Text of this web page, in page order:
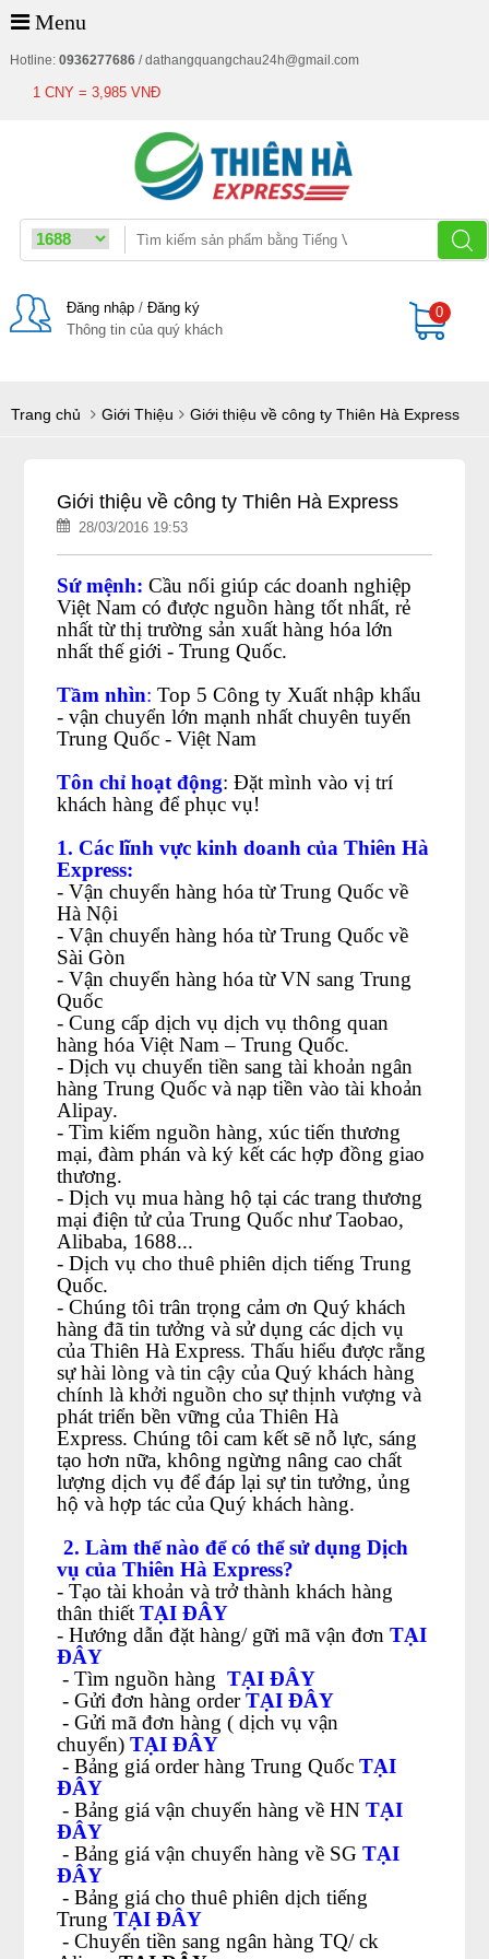
Menu
Hotline: 0936277686/dathangquangchau24h@gmail.com
1 CNY = 3,985 VNĐ
Đăng nhập/ Đăng ký
Thông tin của quý khách
0
Trang chủ Giới Thiệu Giới thiệu về công ty Thiên Hà Express
Giới thiệu về công ty Thiên Hà Express
28/03/2016 19:53
Sứ mệnh: Cầu nối giúp các doanh nghiệp
Việt Nam có được nguồn hàng tốt nhất, rẻ
nhất từ thị trường sản xuất hàng hóa lớn
nhất thế giới - Trung Quốc.
Tầm nhìn: Top 5 Công ty Xuất nhập khẩu
- vận chuyển lớn mạnh nhất chuyên tuyến
Trung Quốc - Việt Nam
Tôn chỉ hoạt động: Đặt mình vào vị trí
khách hàng để phục vụ!
1. Các lĩnh vực kinh doanh của Thiên Hà
Express:
- Vận chuyển hàng hóa từ Trung Quốc về
Hà Nội
- Vận chuyển hàng hóa từ Trung Quốc về
Sài Gòn
- Vận chuyển hàng hóa từ VN sang Trung
Quốc
- Cung cấp dịch vụ dịch vụ thông quan
hàng hóa Việt Nam – Trung Quốc.
- Dịch vụ chuyển tiền sang tài khoản ngân
hàng Trung Quốc và nạp tiền vào tài khoản
Alipay.
- Tìm kiếm nguồn hàng, xúc tiến thương
mại, đàm phán và ký kết các hợp đồng giao
thương.
- Dịch vụ mua hàng hộ tại các trang thương
mại điện tử của Trung Quốc như Taobao,
Alibaba, 1688...
- Dịch vụ cho thuê phiên dịch tiếng Trung
Quốc.
- Chúng tôi trân trọng cảm ơn Quý khách
hàng đã tin tưởng và sử dụng các dịch vụ
của Thiên Hà Express. Thấu hiểu được rằng
sự hài lòng và tin cậy của Quý khách hàng
chính là khởi nguồn cho sự thịnh vượng và
phát triển bền vững của Thiên Hà
Express. Chúng tôi cam kết sẽ nỗ lực, sáng
tạo hơn nữa, không ngừng nâng cao chất
lượng dịch vụ để đáp lại sự tin tưởng, ủng
hộ và hợp tác của Quý khách hàng.
2. Làm thế nào để có thể sử dụng Dịch
vụ của Thiên Hà Express?
- Tạo tài khoản và trở thành khách hàng
thân thiếtTẠI ĐÂY
- Hướng dẫn đặt hàng/ gữi mã vận đơnTẠI
ĐÂY
- Tìm nguồn hàngTẠI ĐÂY
- Gửi đơn hàng orderTẠI ĐÂY
- Gửi mã đơn hàng ( dịch vụ vận
chuyển)TẠI ĐÂY
- Bảng giá order hàng Trung QuốcTẠI
ĐÂY
- Bảng giá vận chuyển hàng về HNTẠI
ĐÂY
- Bảng giá vận chuyển hàng về SGTẠI
ĐÂY
- Bảng giá cho thuê phiên dịch tiếng
TrungTẠI ĐÂY
-Chuyển tiền sang ngân hàng TQ/ ck